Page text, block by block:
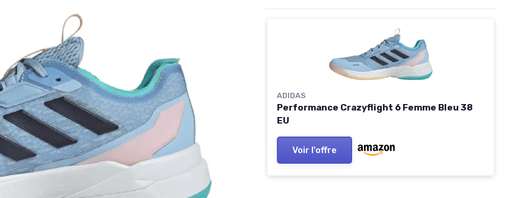
ADIDAS
Performance Crazyflight 6 Femme Bleu 38
EU
Voir l'offre